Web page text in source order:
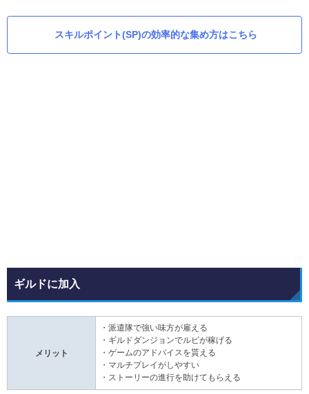
スキルポイント(SP)の効率的な集め方はこちら
ギルドに加入
メリット
・派遣隊で強い味方が雇える
・ギルドダンジョンでルピが稼げる
・ゲームのアドバイスを貰える
・マルチプレイがしやすい
・ストーリーの進行を助けてもらえる